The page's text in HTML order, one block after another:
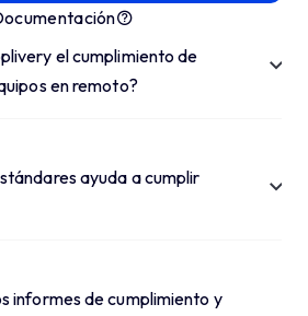
el cumplimiento de
en remoto?
ayuda a cumplir
informes de cumplimiento y